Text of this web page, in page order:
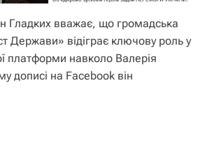
Гладких вважає, що громадська
Держави» відіграє ключову роль у
платформи навколо Валерія
дописі на Facebook він